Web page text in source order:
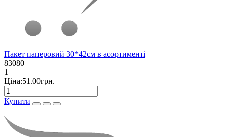
Пакет паперовий 30*42см в асортименті
83080
1
Ціна:51.00грн.
Купити